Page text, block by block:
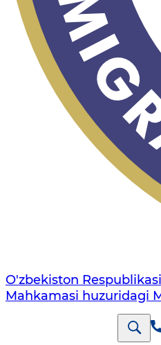
O'zbekiston
Mahkamasi huzuridagi